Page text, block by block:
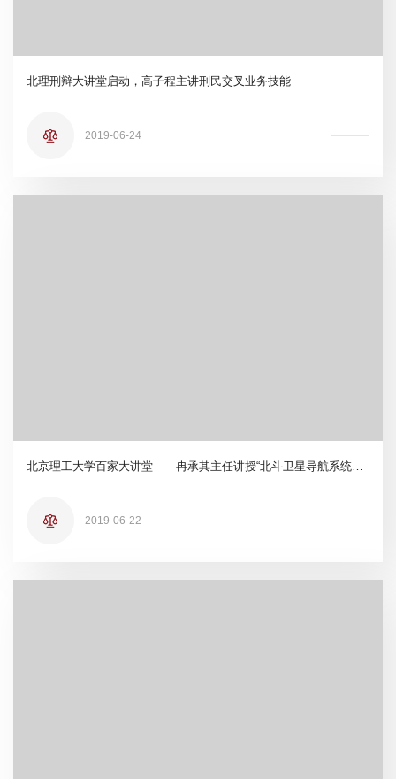
北理刑辩大讲堂启动，高子程主讲刑民交叉业务技能
2019-06-24
北京理工大学百家大讲堂——冉承其主任讲授“北斗卫星导航系统建设与发展”
2019-06-22